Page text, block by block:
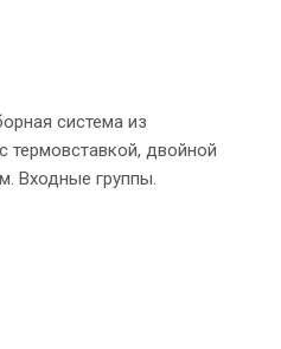
система из
двойной
Входные группы.